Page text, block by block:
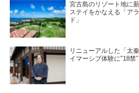
宮古島のリゾート地に
ステイをかなえる「ア
ド」
リニューアルした「太
イマーシブ体験に"18禁